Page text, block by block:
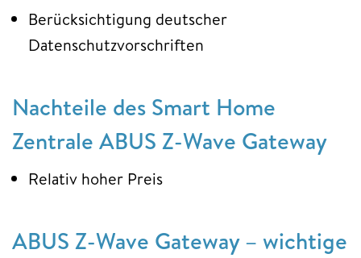
Berücksichtigung deutscher
Datenschutzvorschriften
Nachteile des Smart Home
Zentrale ABUS Z-Wave Gateway
Relativ hoher Preis
ABUS Z-Wave Gateway – wichtige